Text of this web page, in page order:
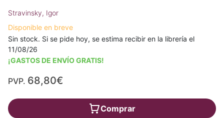
Stravinsky, Igor
Disponible en breve
Sin stock. Si se pide hoy, se estima recibir en la librería el
11/08/26
¡GASTOS DE ENVÍO GRATIS!
PVP. 68,80€
Comprar